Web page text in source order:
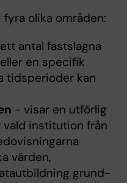
olika områden:
antal fastslagna
en specifik
tidsperioder kan
- visar en utförlig
vald institution från
värden,
grund-